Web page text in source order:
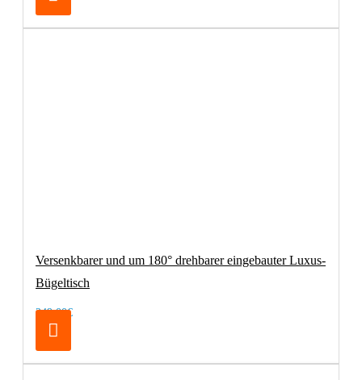
Versenkbarer und um 180° drehbarer eingebauter Luxus-
Bügeltisch
249,00€